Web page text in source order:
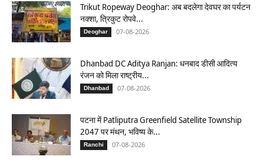
Trikut Ropeway Deoghar: अब बदलेगा देवघर का पर्यटन
नक्शा, त्रिकुट रोपवे...
Deoghar 07-08-2026
Dhanbad DC Aditya Ranjan: धनबाद डीसी आदित्य
रंजन को मिला राष्ट्रीय...
Dhanbad 07-08-2026
पटना में Patliputra Greenfield Satellite Township
2047 पर मंथन, भविष्य के...
Ranchi 07-08-2026